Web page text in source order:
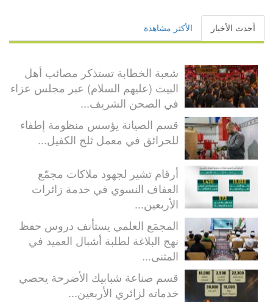
أحدث الأخبار الأكثر مشاهدة
شعبة الخطابة تستذكر مصائب أهل
البيت (عليهم السلام) عبر مجلس عزاء
في الصحن الشريف...
قسم الصيانة يؤسس منظومة إطفاء
للحرائق في معمل ثلج الكفيل...
أرقام تشير لجهود ملاكات مجمّع
العفاف النسوي في خدمة زائرات
الأربعين...
المجمَع العلمي يستأنف دروس حفظ
نهج البلاغة لطلبة أشبال العميد في
المثنى...
قسم صناعة شبابيك الأضرحة يحصي
خدماته لزائري الأربعين...